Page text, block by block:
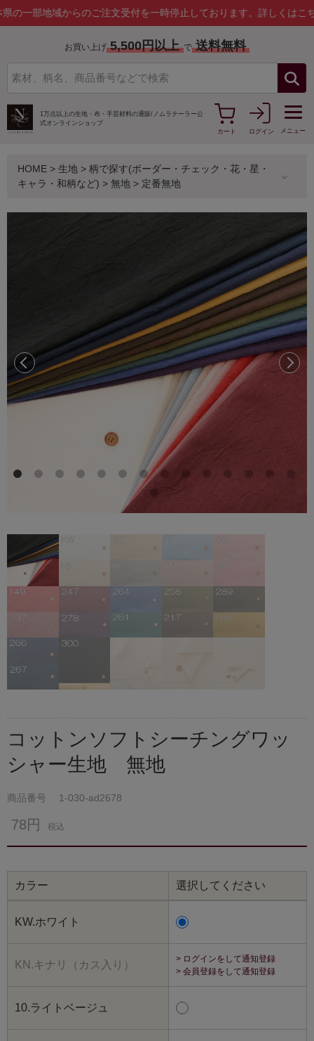
からのご注文受付を一時停止しております。詳しくはこちら
お買い上げ 5,500円以上 で 送料無料
1万点以上の生地・布・手芸材料の通販/ ノムラテーラー公
式オンラインショップ
カート
ログイン メニュー
HOME > 生地 > 柄で探す(ボーダー・チェック・花・星・
キャラ・和柄など) > 無地 > 定番無地
前へ 次へ
コットンソフトシーチングワッ
シャー生地 無地
商品番号 1-030-ad2678
78円 税込
カラー 選択してください
KW.ホワイト
KN.キナリ（カス入り）
> ログインをして通知登録
> 会員登録をして通知登録
10.ライトベージュ